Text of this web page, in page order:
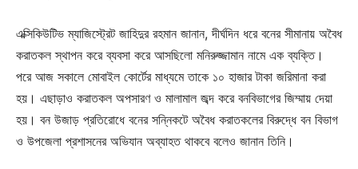
এক্সিকিউটিভ ম্যাজিস্ট্রেট জাহিদুর রহমান জানান, দীর্ঘদিন ধরে বনের সীমানায় অবৈধ
করাতকল স্থাপন করে ব্যবসা করে আসছিলো মনিরুজ্জামান নামে এক ব্যক্তি।
পরে আজ সকালে মোবাইল কোর্টের মাধ্যমে তাকে ১০ হাজার টাকা জরিমানা করা
হয়। এছাড়াও করাতকল অপসারণ ও মালামাল জব্দ করে বনবিভাগের জিম্মায় দেয়া
হয়। বন উজাড় প্রতিরোধে বনের সন্নিকটে অবৈধ করাতকলের বিরুদ্ধে বন বিভাগ
ও উপজেলা প্রশাসনের অভিযান অব্যাহত থাকবে বলেও জানান তিনি।